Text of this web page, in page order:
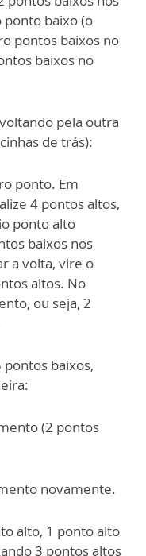
baixo (o
pontos baixos no
baixos no
pela outra
de trás):
ponto. Em
4 pontos altos,
ponto alto
baixos nos
a volta, vire o
altos. No
ou seja, 2
pontos baixos,
(2 pontos
novamente.
alto, 1 ponto alto
3 pontos altos